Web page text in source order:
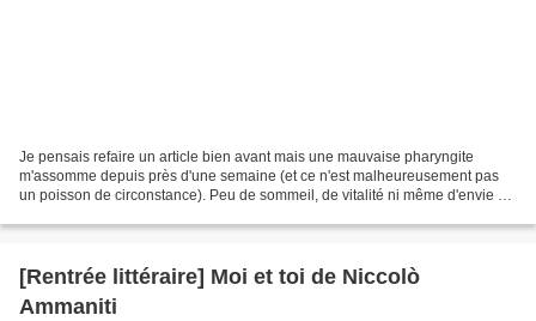
Je pensais refaire un article bien avant mais une mauvaise pharyngite
m'assomme depuis près d'une semaine (et ce n'est malheureusement pas
un poisson de circonstance). Peu de sommeil, de vitalité ni même d'envie de
[Rentrée littéraire] Moi et toi de Niccolò
Ammaniti